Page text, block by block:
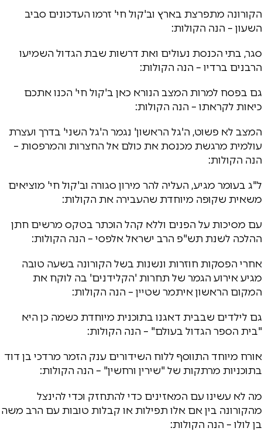
הקורונה מתפרצת בארץ וב'קול חי' זרמו העדכונים סביב
השעון – הנה הקולות:
סגר, בתי הכנסת נעולים ואת דרשות שבת הגדול השמיעו
הרבנים ברדיו – הנה הקולות:
גם בפסח למרות המצב הנורא כאן ב'קול חי' הכנו אתכם
כיאות לקראתו – הנה הקולות:
המצב לא פשוט, ה'גל הראשון' נגמר ה'גל השני' בדרך ועצרת
עולמית מרגשת מכנסת את כולם אל החצרות והמרפסות –
הנה הקולות:
ל"ג בעומר מגיע, העליה להר מירון סגורה וב'קול חי' מוציאים
משאית שקופה מיוחדת שהעבירה את הקולות:
עם מסיכות על הפנים וללא קהל הוכתר בטקס מרשים חתן
ההלכה לשנת תש"פ הרב ישראל אלפסי – הנה הקולות:
אחרי הפסקות חוזרות ונשנות בשל הקורונה בשעה טובה
מגיע אירוע הגמר של תחרות 'הקלידנים' בה לוקח את
המקום הראשון איתמר שטיין – הנה הקולות:
גם לילדים שבבית דאגנו בתוכנית מיוחדת כשמה כן היא
"בית הספר הגדול בעולם" – הנה הקולות:
אורח מיוחד התווסף ללוח השידורים ענק הזמר מרדכי בן דוד
בתוכניות מרתקות של "שירין ורחשין" – הנה הקולות:
מה לא עשינו עם המאזינים כדי להתחזק וכדי להינצל
מהקורונה בין אם אלו תפילות או קבלות טובות עם הרב משה
בן לולו – הנה הקולות: